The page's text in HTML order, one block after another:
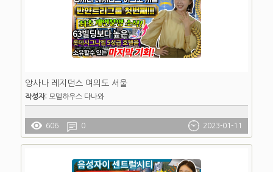
앙사나 레지던스 여의도 서울
작성자: 모델하우스 다나와
606 0 2023-01-11